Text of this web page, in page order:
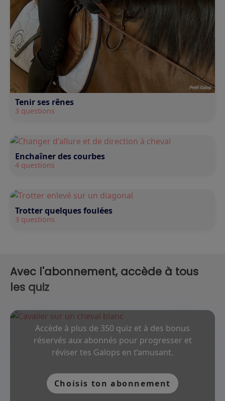
Tenir ses rênes
3 questions
Enchaîner des courbes
4 questions
Trotter quelques foulées
3 questions
Avec l'abonnement, accède à tous
les quiz
Accède à plus de 350 quiz et à des bonus
réservés aux abonnés pour progresser et
réviser tes Galops en t’amusant.
Choisis ton abonnement